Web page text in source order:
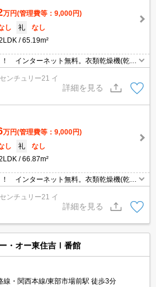
万円(管理費等：9,000円)
し 礼
なし
65.19m²
！ インターネット無料。衣類乾燥機(乾太
器・エアコン３基も完備！
ンチュリー21 イ
詳細を見る
万円(管理費等：9,000円)
し 礼
なし
66.87m²
！ インターネット無料。衣類乾燥機(乾太
器・エアコン３基も完備！
ンチュリー21 イ
詳細を見る
・オー東住吉Ⅰ番館
線・関西本線/東部市場前駅 徒歩3分